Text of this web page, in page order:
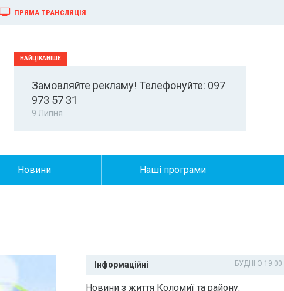
ПРЯМА ТРАНСЛЯЦІЯ
Замовляйте рекламу! Телефонуйте: 097
973 57 31
9 Липня
Новини Наші програми
Інформаційні БУДНІ О 19:00
Новини з життя Коломиї та району.